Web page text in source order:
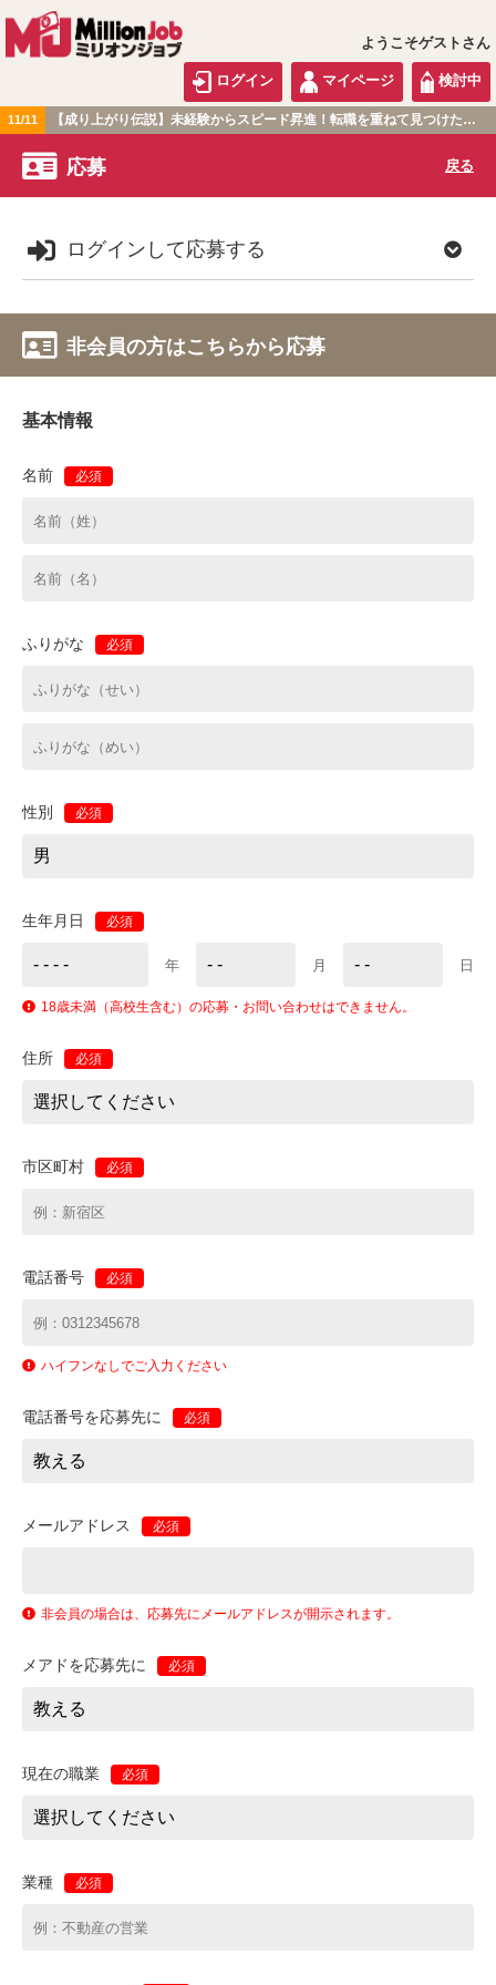
ようこそゲストさん
ログイン マイページ 検討中
11/11 【成り上がり伝説】未経験からスピード昇進！転職を重ねて見つけた『本当に働きやすい職場』とは？
関東版
応募 戻る
ログインして応募する
非会員の方はこちらから応募
基本情報
名前 必須
ふりがな 必須
性別 必須
生年月日 必須
年 月 日
18歳未満（高校生含む）の応募・お問い合わせはできません。
住所 必須
市区町村 必須
電話番号 必須
ハイフンなしでご入力ください
電話番号を応募先に 必須
メールアドレス 必須
非会員の場合は、応募先にメールアドレスが開示されます。
メアドを応募先に 必須
現在の職業 必須
業種 必須